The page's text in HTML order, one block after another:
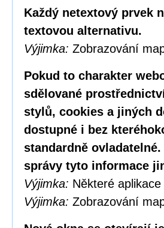
Každý netextový prvek
textovou alternativu.
Výjimka: Zobrazování
Pokud to charakter
sdělované
stylů, cookies a jiných
dostupné i bez
standardně
správy tyto informace
Výjimka: Některé
Výjimka: Zobrazování